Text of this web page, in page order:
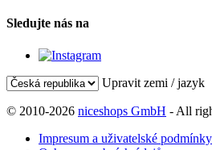
Sledujte nás na
Upravit zemi / jazyk
© 2010-2026 niceshops GmbH - All
Impresum a uživatelské podmínky